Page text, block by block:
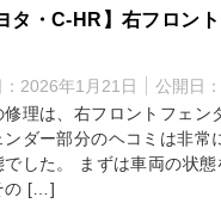
タ・C-HR】右フロン
2026年1月21日 公開日：
修理は、右フロントフェン
ンダー部分のヘコミは非常
でした。 まずは車両の状
の […]